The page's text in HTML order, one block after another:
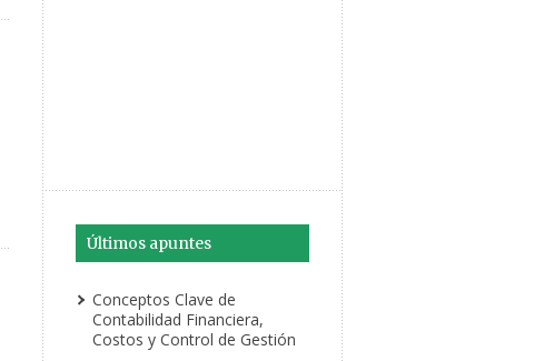
Últimos apuntes
Conceptos Clave de
Contabilidad Financiera,
Costos y Control de Gestión